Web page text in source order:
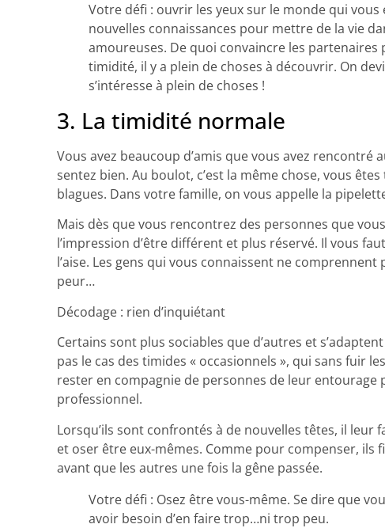
Votre défi : ouvrir les yeux sur le monde qui
nouvelles connaissances pour mettre de la vie
amoureuses. De quoi convaincre les
timidité, il y a plein de choses à découvrir. On
s’intéresse à plein de choses !
3. La timidité normale
Vous avez beaucoup d’amis que vous avez rencontré
sentez bien. Au boulot, c’est la même chose, vous
blagues. Dans votre famille, on vous appelle la
Mais dès que vous rencontrez des personnes que
l’impression d’être différent et plus réservé. Il vous
l’aise. Les gens qui vous connaissent ne
peur…
Décodage : rien d’inquiétant
Certains sont plus sociables que d’autres et
pas le cas des timides « occasionnels », qui sans fuir
rester en compagnie de personnes de leur entourage
professionnel.
Lorsqu’ils sont confrontés à de nouvelles têtes, il
et oser être eux-mêmes. Comme pour compenser, ils
avant que les autres une fois la gêne passée.
Votre défi : Osez être vous-même. Se dire que
avoir besoin d’en faire trop…ni trop peu.